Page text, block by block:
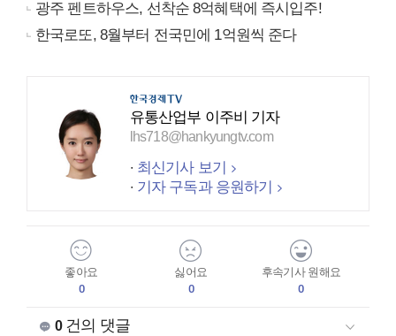
광주 펜트하우스, 선착순 8억혜택에 즉시입주!
한국로또, 8월부터 전국민에 1억원씩 준다
유통산업부 이주비 기자
lhs718@hankyungtv.com
최신기사 보기
기자 구독과 응원하기
좋아요
0
싫어요
0
후속기사 원해요
0
0건의 댓글